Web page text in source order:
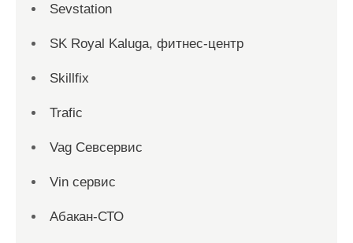
Sevstation
SK Royal Kaluga, фитнес-центр
Skillfix
Trafic
Vag Севсервис
Vin сервис
Абакан-СТО